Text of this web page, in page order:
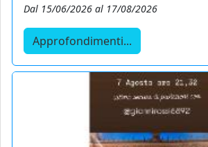
Dal 15/06/2026 al 17/08/2026
Approfondimenti...